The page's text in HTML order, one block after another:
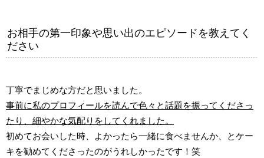
お相手の第一印象や思い出のエピソードを教えてく
ださい
丁寧でまじめな方だと思いました。
事前に私のプロフィールを読んで色々と話題を振ってくださっ
たり、細やかな気配りをしてくれました。
初めてお会いした時、よかったら一緒に食べませんか、とケー
キを勧めてくださったのがうれしかったです！笑